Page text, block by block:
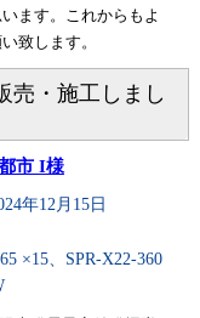
ます。これからもよ
致します。
売・施工しまし
市 I様
年12月15日
×15、SPR-X22-360